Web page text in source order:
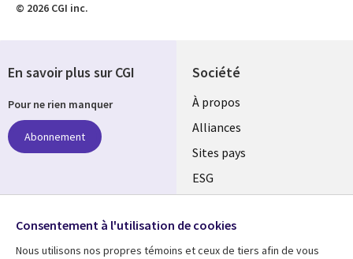
© 2026 CGI inc.
Société
À propos
Alliances
Sites pays
ESG
Fusions
Salle de presse
En savoir plus sur CGI
Pour ne rien manquer
Abonnement
Suivez-nous
Social
Consentement à l'utilisation de cookies
Nous utilisons nos propres témoins et ceux de tiers afin de vous